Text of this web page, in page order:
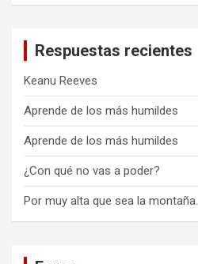
Respuestas recientes
Keanu Reeves
Aprende de los más humildes
Aprende de los más humildes
¿Con qué no vas a poder?
Por muy alta que sea la montaña.